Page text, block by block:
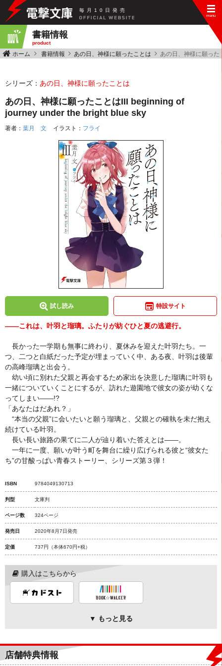
毎 月 10 日 発 売
書籍情報
product
ホーム 書籍情報 あの日、神様に願ったことは あの日、神様に願っ
シリーズ： あの日、神様に願ったことは
あの日、神様に願ったことはIII beginning of
journey under the bright blue sky
著者： 葉月 文 イラスト： フライ
試し読み 特設サイト
――これは、叶羽と瑠璃。ふたりが紡ぐひと夏の逃避行。
長かった一学期も無事に終わり、夏休みを迎えた叶羽たち。一
つ、二つと白紙だった予定が埋まっていく中、ある夜、叶羽は後輩
の高峰瑠璃と出会う。
幼い頃に別れた父親と再会するため家出を決意した瑠璃に叶羽も
一緒についていくことにするが、訪れた遊園地で彼女の姿が幼くな
ってしまい――!?
「あなたはだあれ？」
“本当の父親”に会いたいと願う瑠璃と、父親との確執を未だ抱え
続けている叶羽。
長い長い旅路の果てに二人が辿り着いた答えとは――。
一年に一度、願いが叶う町を舞台に繰り広げられる彼と“彼女た
ち”の甘酸っぱい青春ストーリー、シリーズ第３弾！
ISBN 9784049130713
判型 文庫判
ページ数 324ページ
発売日 2020年8月7日発売
定価 737円 （本体670円+税）
購入はこちらから
▼ もっと見る
店舗特典情報